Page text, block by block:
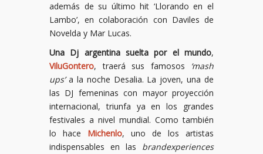
además de su último hit ‘Llorando en el
Lambo’, en colaboración con Daviles de
Novelda y Mar Lucas.
Una Dj argentina suelta por el mundo,
ViluGontero, traerá sus famosos
‘mash
ups’a la noche Desalia. La joven, una de
las DJ femeninas con mayor proyección
internacional, triunfa ya en los grandes
festivales a nivel mundial. Como también
lo hace Michenlo, uno de los artistas
indispensables en las brandexperiences